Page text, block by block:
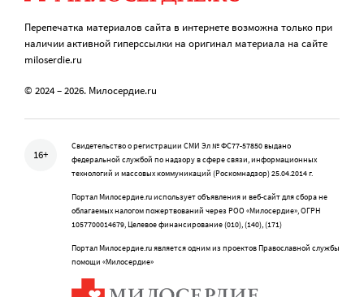
Перепечатка материалов сайта в интернете возможна только при
наличии активной гиперссылки на оригинал материала на сайте
miloserdie.ru
© 2024 – 2026. Милосердие.ru
16+
Свидетельство о регистрации СМИ Эл № ФС77-57850 выдано
федеральной службой по надзору в сфере связи, информационных
технологий и массовых коммуникаций (Роскомнадзор) 25.04.2014 г.
Портал Милосердие.ru использует объявления и веб-сайт для сбора не
облагаемых налогом пожертвований через РОО «Милосердие», ОГРН
1057700014679, Целевое финансирование (010), (140), (171)
Портал Милосердие.ru является одним из проектов Православной службы
помощи «Милосердие»